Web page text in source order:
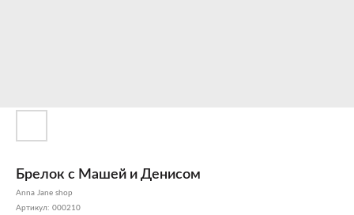
Брелок с Машей и Денисом
Anna Jane shop
Артикул: 000210